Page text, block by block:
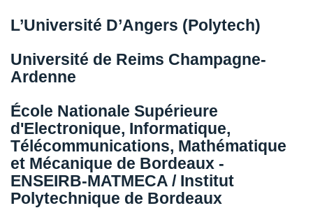
L’Université D’Angers (Polytech)
Université de Reims Champagne-
Ardenne
École Nationale Supérieure
d'Electronique, Informatique,
Télécommunications, Mathématique
et Mécanique de Bordeaux -
ENSEIRB-MATMECA / Institut
Polytechnique de Bordeaux